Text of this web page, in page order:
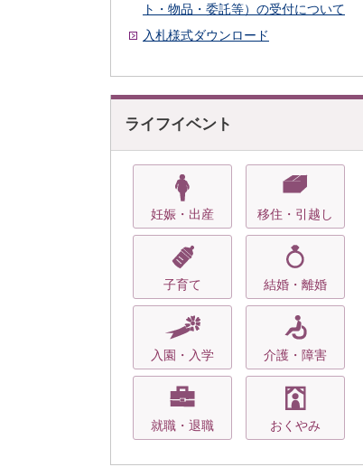
ト・物品・委託等）の受付について
入札様式ダウンロード
ライフイベント
妊娠・出産 移住・引越し
子育て 結婚・離婚
入園・入学 介護・障害
就職・退職 おくやみ